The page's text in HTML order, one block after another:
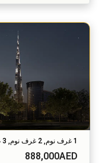
1 غرف نوم, 2 غرف نوم, 3 غرف نوم, استوديو
888,000AED